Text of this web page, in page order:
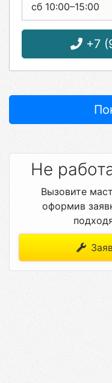
сб 10:00–15:00
+7
Не
Вызовите
оформив